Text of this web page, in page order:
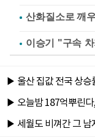
이승기 "구속